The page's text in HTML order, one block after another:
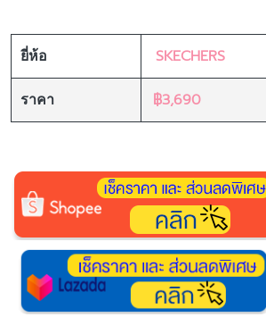
ยี่ห้อ SKECHERS
ราคา ฿3,690